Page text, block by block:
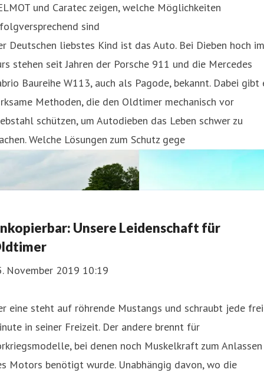
und Caratec zeigen, welche Möglichkeiten
sind
Deutschen liebstes Kind ist das Auto. Bei Dieben hoch im
stehen seit Jahren der Porsche 911 und die Mercedes
Baureihe W113, auch als Pagode, bekannt. Dabei gibt
Methoden, die den Oldtimer mechanisch vor
schützen, um Autodieben das Leben schwer zu
Welche Lösungen zum Schutz gege
Unsere Leidenschaft für
November 2019 10:19
eine steht auf röhrende Mustangs und schraubt jede
in seiner Freizeit. Der andere brennt für
bei denen noch Muskelkraft zum Anlassen
Motors benötigt wurde. Unabhängig davon, wo die